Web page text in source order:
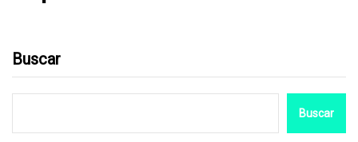
Buscar
Buscar